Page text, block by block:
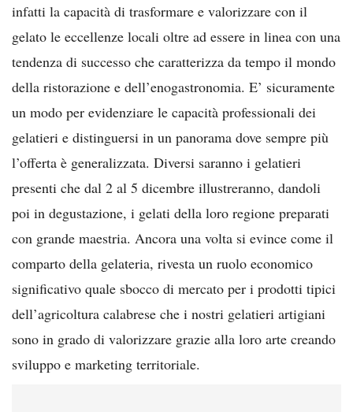
infatti la capacità di trasformare e valorizzare con il
gelato le eccellenze locali oltre ad essere in linea con una
tendenza di successo che caratterizza da tempo il mondo
della ristorazione e dell’enogastronomia. E’ sicuramente
un modo per evidenziare le capacità professionali dei
gelatieri e distinguersi in un panorama dove sempre più
l’offerta è generalizzata. Diversi saranno i gelatieri
presenti che dal 2 al 5 dicembre illustreranno, dandoli
poi in degustazione, i gelati della loro regione preparati
con grande maestria. Ancora una volta si evince come il
comparto della gelateria, rivesta un ruolo economico
significativo quale sbocco di mercato per i prodotti tipici
dell’agricoltura calabrese che i nostri gelatieri artigiani
sono in grado di valorizzare grazie alla loro arte creando
sviluppo e marketing territoriale.